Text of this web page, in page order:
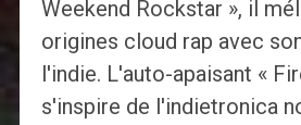
Weekend Rockstar », il
origines cloud rap avec
l'indie. L'auto-apaisant «
s'inspire de l'indietronica